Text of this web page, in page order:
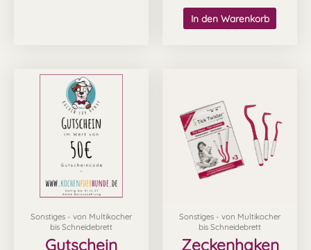
In den Warenkorb
Sonstiges - von Multikocher
bis Schneidebrett
Gutschein
Preisspanne:
können
Sonstiges - von Multikocher
bis Schneidebrett
Zeckenhaken